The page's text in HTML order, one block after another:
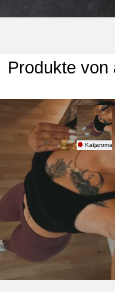
Produkte von
Katjaroman